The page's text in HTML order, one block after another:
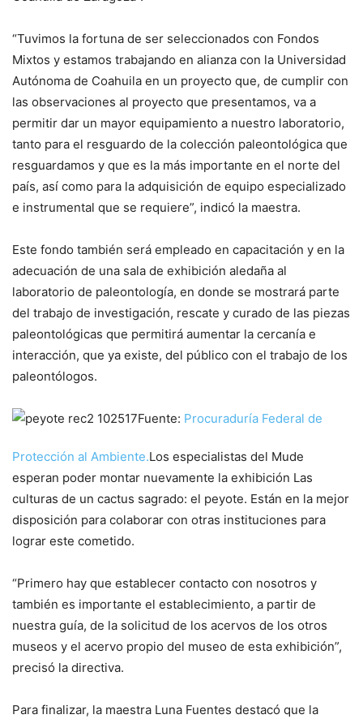
“Tuvimos la fortuna de ser seleccionados con Fondos
Mixtos y estamos trabajando en alianza con la Universidad
Autónoma de Coahuila en un proyecto que, de cumplir con
las observaciones al proyecto que presentamos, va a
permitir dar un mayor equipamiento a nuestro laboratorio,
tanto para el resguardo de la colección paleontológica que
resguardamos y que es la más importante en el norte del
país, así como para la adquisición de equipo especializado
e instrumental que se requiere”, indicó la maestra.
Este fondo también será empleado en capacitación y en la
adecuación de una sala de exhibición aledaña al
laboratorio de paleontología, en donde se mostrará parte
del trabajo de investigación, rescate y curado de las piezas
paleontológicas que permitirá aumentar la cercanía e
interacción, que ya existe, del público con el trabajo de los
paleontólogos.
Fuente: Procuraduría Federal de
Protección al Ambiente.Los especialistas del Mude
esperan poder montar nuevamente la exhibición Las
culturas de un cactus sagrado: el peyote. Están en la mejor
disposición para colaborar con otras instituciones para
lograr este cometido.
“Primero hay que establecer contacto con nosotros y
también es importante el establecimiento, a partir de
nuestra guía, de la solicitud de los acervos de los otros
museos y el acervo propio del museo de esta exhibición”,
precisó la directiva.
Para finalizar, la maestra Luna Fuentes destacó que la